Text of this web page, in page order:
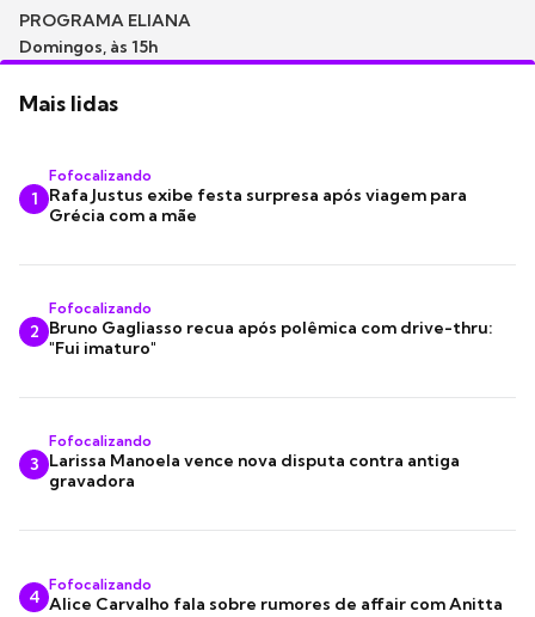
PROGRAMA ELIANA
Domingos, às 15h
Mais lidas
1
Fofocalizando
Rafa Justus exibe festa surpresa após viagem para
Grécia com a mãe
2
Fofocalizando
Bruno Gagliasso recua após polêmica com drive-thru:
"Fui imaturo"
3
Fofocalizando
Larissa Manoela vence nova disputa contra antiga
gravadora
4
Fofocalizando
Alice Carvalho fala sobre rumores de affair com Anitta